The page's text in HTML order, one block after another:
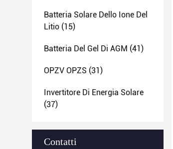
Batteria Solare Dello Ione Del
Litio (15)
Batteria Del Gel Di AGM (41)
OPZV OPZS (31)
Invertitore Di Energia Solare
(37)
Contatti